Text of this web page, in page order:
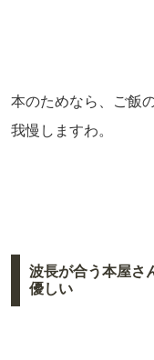
本のためなら、ご飯
我慢しますわ。
波長が合う本屋さ
優しい